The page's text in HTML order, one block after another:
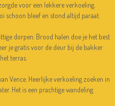
voor een lekkere verkoeling.
schoon bleef en stond altijd paraat.
dorpen. Brood halen doe je het best
je gratis voor de deur bij de bakker
terras.
Vence. Heerlijke verkoeling zoeken in
Het is een prachtige wandeling